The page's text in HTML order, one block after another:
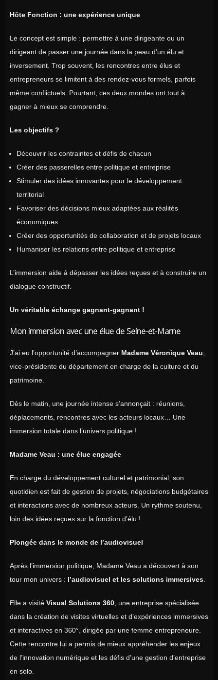
Hôte Fonction : une expérience unique
Le concept est simple : permettre à une dirigeante ou un
dirigeant de passer une journée dans la peau d’un élu et
inversement. Trop souvent, les rencontres entre élus et
entrepreneurs se limitent à des rendez-vous formels, parfois
même conflictuels. Pourtant, ces deux mondes ont tout à
gagner à mieux se comprendre.
Les objectifs ?
Découvrir les contraintes et défis de chacun
Créer des passerelles entre politique et entreprise
Stimuler des idées innovantes pour le développement
territorial
Favoriser des décisions mieux adaptées aux réalités
économiques
Créer des opportunités de collaboration et de projets locaux
Humaniser les relations entre politique et entreprise
L’immersion aide à dépasser les idées reçues et à construire un
dialogue constructif.
Un véritable échange gagnant-gagnant !
Mon immersion avec une élue de Seine-et-Marne
J’ai eu l’opportunité d’accompagner Madame Véronique Veau
vice-présidente du département en charge de la culture et du
patrimoine.
Dès le matin, une journée intense s’annonçait : réunions,
déplacements, rencontres avec les acteurs locaux… Une
immersion totale dans l’univers politique !
Madame Veau : une élue engagée
En charge du développement culturel et patrimonial, son
quotidien est fait de gestion de projets, négociations budgétaires
et interactions avec de nombreux acteurs. Un rythme soutenu,
loin des idées reçues sur la fonction d’élu !
Plongée dans le monde de l’audiovisuel
Après l’immersion politique, Madame Veau a découvert à son
tour mon univers : l’audiovisuel et les solutions immersives
Elle a visité Visual Solutions 360 , une entreprise spécialisée
dans la création de visites virtuelles et d’expériences immersives
et interactives en 360°, dirigée par une femme entrepreneure.
Cette rencontre lui a permis de mieux appréhender les enjeux
de l’innovation numérique et les défis d’une gestion d’entreprise
en solo.